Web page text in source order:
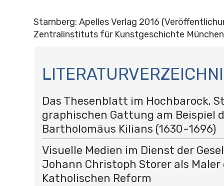
Starnberg: Apelles Verlag 2016
Zentralinstituts für Kunstgeschichte
A
V
I
G
A
T
I
O
N
Das Thesenblatt im Hochbarock.
graphischen Gattung am Beispiel
Bartholomäus Kilians (1630-1696)
Visuelle Medien im Dienst der
Johann Christoph Storer als Maler
Katholischen Reform